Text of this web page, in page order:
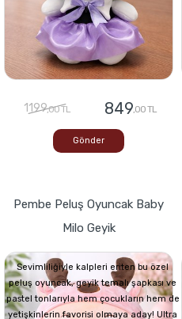
1199,00 TL 849,00 TL
Gönder
Pembe Peluş Oyuncak Baby
Milo Geyik
Sevimliliğiyle kalpleri eriten bu özel
peluş oyuncak, geyik temalı şapkası ve
pastel tonlarıyla hem çocukların hem de
yetişkinlerin favorisi olmaya aday! Ultra